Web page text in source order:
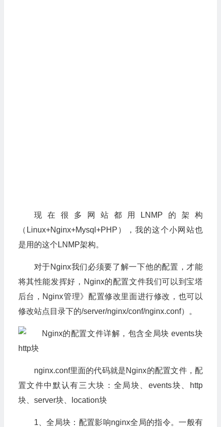
现在很多网站都用LNMP的架构
（Linux+Nginx+Mysql+PHP），我的这个小网站也
是用的这个LNMP架构。
对于Nginx我们必须要了解一下他的配置，才能
将其性能发挥好，Nginx的配置文件我们可以到宝塔
后台，Nginx管理》配置修改里面进行修改，也可以
修改站点目录下的/server/nginx/conf/nginx.conf）。
nginx.conf里面的代码就是Nginx的配置文件，配
置文件中默认有三大块：全局块、events块、http
块、server块、location块
1、全局块：配置影响nginx全局的指令。一般有